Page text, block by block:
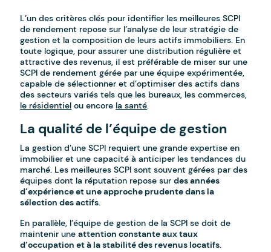
L’un des critères clés pour identifier les meilleures SCPI
de rendement repose sur l’analyse de leur stratégie de
gestion et la composition de leurs actifs immobiliers. En
toute logique, pour assurer une distribution régulière et
attractive des revenus, il est préférable de miser sur une
SCPI de rendement gérée par une équipe expérimentée,
capable de sélectionner et d’optimiser des actifs dans
des secteurs variés tels que les bureaux, les commerces,
le résidentiel ou encore la santé.
La qualité de l’équipe de gestion
La gestion d’une SCPI requiert une grande expertise en
immobilier et une capacité à anticiper les tendances du
marché. Les meilleures SCPI sont souvent gérées par des
équipes dont la réputation repose surdes années
d’expérience et une approche prudente dans la
sélection des actifs.
En parallèle, l’équipe de gestion de la SCPI se doit de
maintenir uneattention constante aux taux
d’occupation et à la stabilité des revenus locatifs.